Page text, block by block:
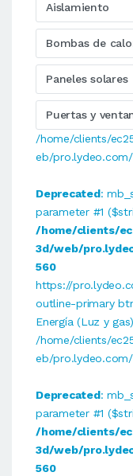
Aislamiento
Bombas de
Paneles solares
Puertas y
/home/clients/
eb/
Deprecated:
parameter #1
/home/clients/
3d/web/
560
https://
outline-primary
Energía (Luz y gas)
/home/clients/
eb/
Deprecated:
parameter #1
/home/clients/
3d/web/
560